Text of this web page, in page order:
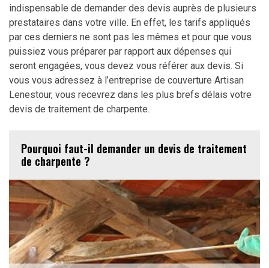
indispensable de demander des devis auprès de plusieurs
prestataires dans votre ville. En effet, les tarifs appliqués
par ces derniers ne sont pas les mêmes et pour que vous
puissiez vous préparer par rapport aux dépenses qui
seront engagées, vous devez vous référer aux devis. Si
vous vous adressez à l’entreprise de couverture Artisan
Lenestour, vous recevrez dans les plus brefs délais votre
devis de traitement de charpente.
Pourquoi faut-il demander un devis de traitement
de charpente ?